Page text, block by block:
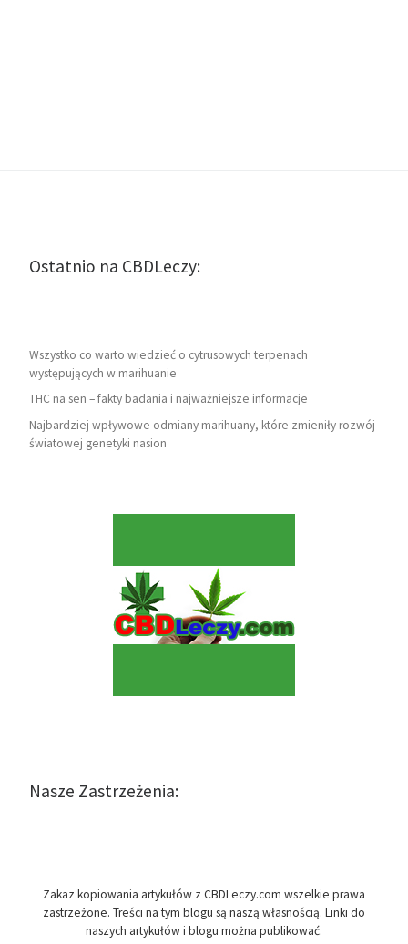
Ostatnio na CBDLeczy:
Wszystko co warto wiedzieć o cytrusowych terpenach
występujących w marihuanie
THC na sen – fakty badania i najważniejsze informacje
Najbardziej wpływowe odmiany marihuany, które zmieniły rozwój
światowej genetyki nasion
Nasze Zastrzeżenia:
Zakaz kopiowania artykułów z CBDLeczy.com wszelkie prawa
zastrzeżone. Treści na tym blogu są naszą własnością. Linki do
naszych artykułów i blogu można publikować.